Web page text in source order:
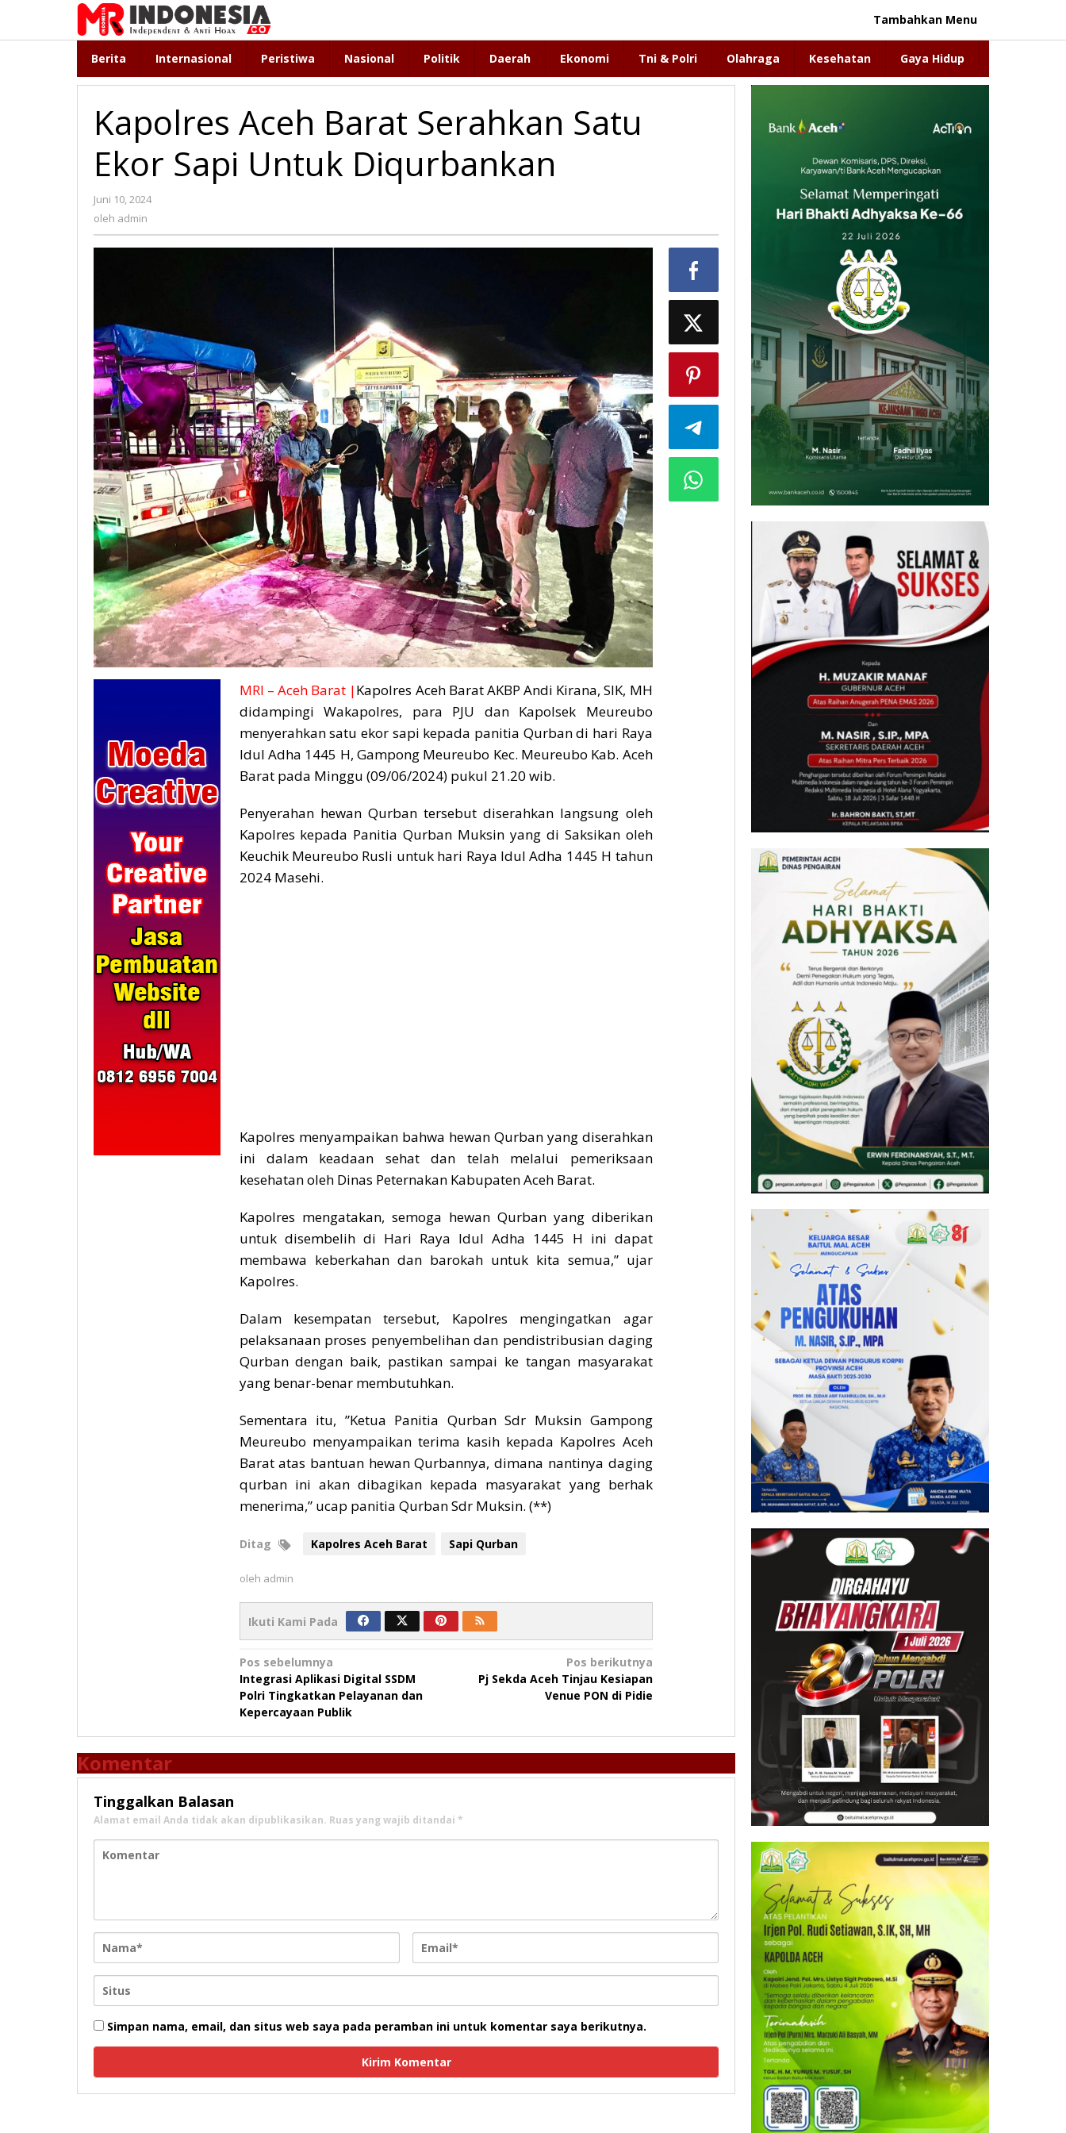
konten
Tambahkan Menu
Berita Internasional Peristiwa Nasional Politik Daerah Ekonomi Tni & Polri Olahraga Kesehatan Gaya Hidup
Kapolres Aceh Barat Serahkan Satu
Ekor Sapi Untuk Diqurbankan
Juni 10, 2024
oleh admin
MRI – Aceh Barat |Kapolres Aceh Barat AKBP Andi Kirana, SIK, MH
didampingi Wakapolres, para PJU dan Kapolsek Meureubo
menyerahkan satu ekor sapi kepada panitia Qurban di hari Raya
Idul Adha 1445 H, Gampong Meureubo Kec. Meureubo Kab. Aceh
Barat pada Minggu (09/06/2024) pukul 21.20 wib.
Penyerahan hewan Qurban tersebut diserahkan langsung oleh
Kapolres kepada Panitia Qurban Muksin yang di Saksikan oleh
Keuchik Meureubo Rusli untuk hari Raya Idul Adha 1445 H tahun
2024 Masehi.
Kapolres menyampaikan bahwa hewan Qurban yang diserahkan
ini dalam keadaan sehat dan telah melalui pemeriksaan
kesehatan oleh Dinas Peternakan Kabupaten Aceh Barat.
Kapolres mengatakan, semoga hewan Qurban yang diberikan
untuk disembelih di Hari Raya Idul Adha 1445 H ini dapat
membawa keberkahan dan barokah untuk kita semua,” ujar
Kapolres.
Dalam kesempatan tersebut, Kapolres mengingatkan agar
pelaksanaan proses penyembelihan dan pendistribusian daging
Qurban dengan baik, pastikan sampai ke tangan masyarakat
yang benar-benar membutuhkan.
Sementara itu, ”Ketua Panitia Qurban Sdr Muksin Gampong
Meureubo menyampaikan terima kasih kepada Kapolres Aceh
Barat atas bantuan hewan Qurbannya, dimana nantinya daging
qurban ini akan dibagikan kepada masyarakat yang berhak
menerima,” ucap panitia Qurban Sdr Muksin. (**)
Ditag Kapolres Aceh Barat Sapi Qurban
oleh admin
Ikuti Kami Pada
Navigasi
pos
Pos sebelumnya
Integrasi Aplikasi Digital SSDM
Polri Tingkatkan Pelayanan dan
Kepercayaan Publik
Pos berikutnya
Pj Sekda Aceh Tinjau Kesiapan
Venue PON di Pidie
Komentar
Tinggalkan Balasan
Alamat email Anda tidak akan dipublikasikan. Ruas yang wajib ditandai *
Simpan nama, email, dan situs web saya pada peramban ini untuk komentar saya berikutnya.